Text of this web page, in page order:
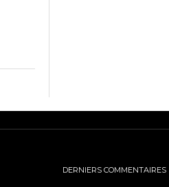
DERNIERS COMMENTAIRES